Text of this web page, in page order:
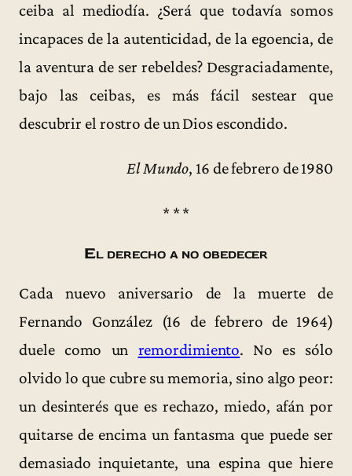
ceiba al mediodía. ¿Será que todavía somos
incapaces de la autenticidad, de la egoencia, de
la aventura de ser rebeldes? Desgraciadamente,
bajo las ceibas, es más fácil sestear que
descubrir el rostro de un Dios escondido.
El Mundo, 16 de febrero de 1980
* * *
El derecho a no obedecer
Cada nuevo aniversario de la muerte de
Fernando González (16 de febrero de 1964)
duele como un remordimiento. No es sólo
olvido lo que cubre su memoria, sino algo peor:
un desinterés que es rechazo, miedo, afán por
quitarse de encima un fantasma que puede ser
demasiado inquietante, una espina que hiere